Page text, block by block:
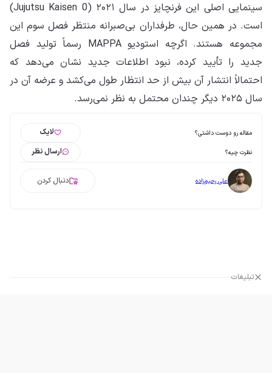
سینمایی اصلی این فرنچایز در سال ۲۰۲۱ (Jujutsu Kaisen 0)
است. در همین حال، طرفداران بی‌صبرانه منتظر فصل سوم این
مجموعه هستند. اگرچه استودیو MAPPA رسماً تولید فصل
جدید را تأیید کرده، نبود اطلاعات جدید نشان می‌دهد که
احتمالاً انتشار آن بیش از حد انتظار طول می‌کشد و عرضه آن در
سال ۲۰۲۵ دیگر چندان محتمل به نظر نمی‌رسد.
مقاله رو دوست داشتی؟ لایک
نظرت چیه؟ ارسال نظر
علی رحیم‌زاده دنبال کردن
تبلیغات